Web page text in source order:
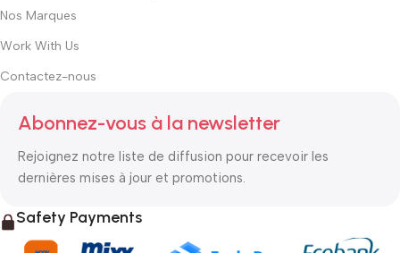
Nos Marques
Work With Us
Contactez-nous
Abonnez-vous à la newsletter
Rejoignez notre liste de diffusion pour recevoir les
dernières mises à jour et promotions.
Safety Payments